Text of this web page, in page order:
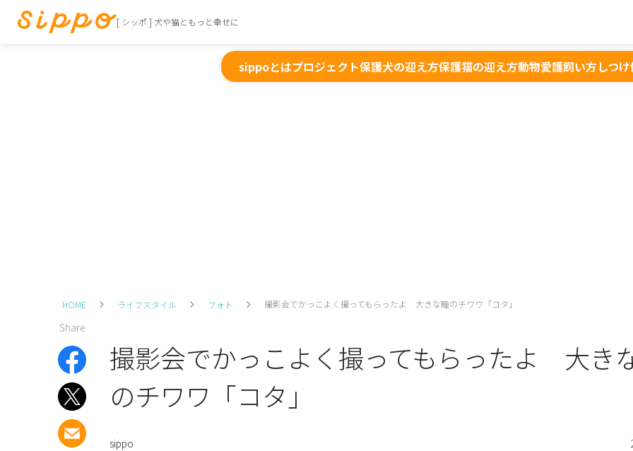
[ シッポ ] 犬や猫ともっと幸せに
sippoとはプロジェクト保護犬の迎え方保護猫の迎え方動物愛護飼い方しつけ
HOME ライフスタイル フォト 撮影会でかっこよく撮ってもらったよ 大きな瞳のチワワ「コタ」
Share
撮影会でかっこよく撮ってもらったよ 大き
のチワワ「コタ」
sippo